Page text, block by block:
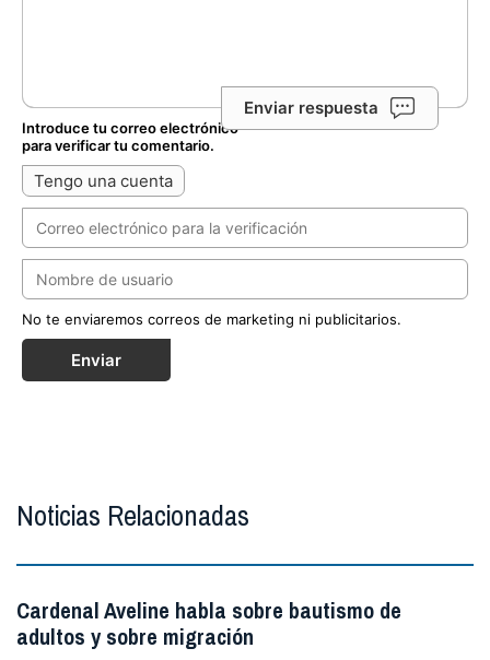
Enviar respuesta
Introduce tu correo electrónico
para verificar tu comentario.
Tengo una cuenta
No te enviaremos correos de marketing ni publicitarios.
Enviar
Noticias Relacionadas
Cardenal Aveline habla sobre bautismo de
adultos y sobre migración